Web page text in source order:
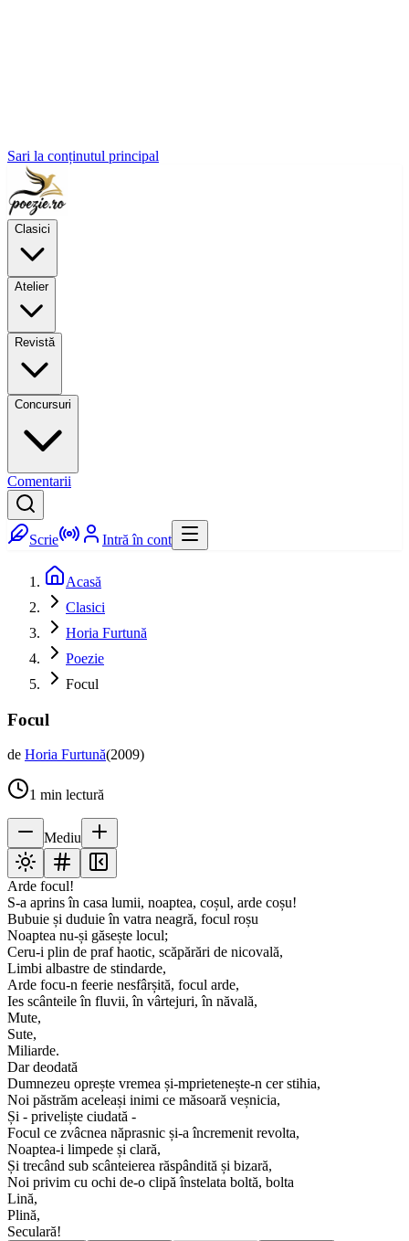
Sari la conținutul principal
Clasici
Atelier
Revistă
Concursuri
Comentarii
Scrie Intră în cont
Acasă
Clasici
Horia Furtună
Poezie
Focul
Focul
de Horia Furtună(2009)
1 min lectură
Mediu
Arde focul!
S-a aprins în casa lumii, noaptea, coșul, arde coșu!
Bubuie și duduie în vatra neagră, focul roșu
Noaptea nu-și găsește locul;
Ceru-i plin de praf haotic, scăpărări de nicovală,
Limbi albastre de stindarde,
Arde focu-n feerie nesfârșită, focul arde,
Ies scânteile în fluvii, în vârtejuri, în năvală,
Mute,
Sute,
Miliarde.
Dar deodată
Dumnezeu oprește vremea și-mprietenește-n cer stihia,
Noi păstrăm aceleași inimi ce măsoară veșnicia,
Și - priveliște ciudată -
Focul ce zvâcnea năprasnic și-a încremenit revolta,
Noaptea-i limpede și clară,
Și trecând sub scânteierea răspândită și bizară,
Noi privim cu ochi de-o clipă înstelata boltă, bolta
Lină,
Plină,
Seculară!